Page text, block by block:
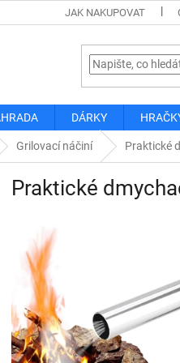
JAK NAKUPOVAT
DÁRKY
Grilovací náčiní Praktické
Praktické